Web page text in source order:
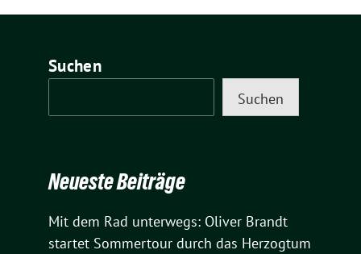
Suchen
Suchen
Neueste Beiträge
Mit dem Rad unterwegs: Oliver Brandt
startet Sommertour durch das Herzogtum